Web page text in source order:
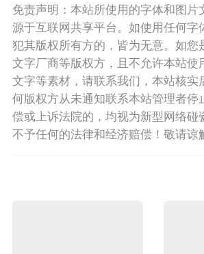
免责声明：本站所使用的字体和图片
源于互联网共享平台。如使用任何字
犯其版权所有方的，皆为无意。如您
文字厂商等版权方，且不允许本站使
文字等素材，请联系我们，本站核实
何版权方从未通知联系本站管理者停
偿或上诉法院的，均视为新型网络碰
不予任何的法律和经济赔偿！敬请谅